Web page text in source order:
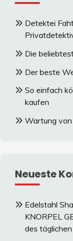
Detektei
Die
Der beste
So einfach
kaufen
Wartung
Neueste
Edelstahl
KNORPEL
des